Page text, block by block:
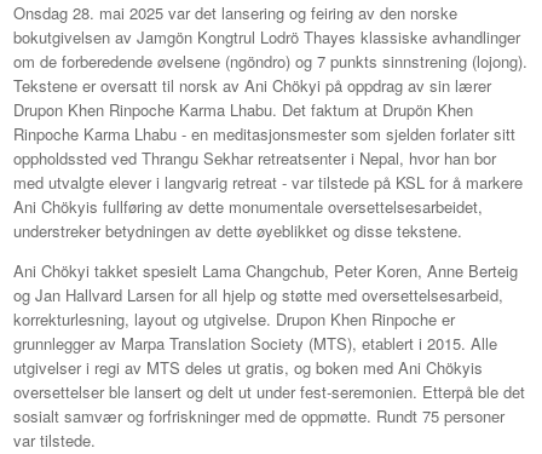
Onsdag 28. mai 2025 var det lansering og feiring av den norske
bokutgivelsen av Jamgön Kongtrul Lodrö Thayes klassiske avhandlinger
om de forberedende øvelsene (ngöndro) og 7 punkts sinnstrening (lojong).
Tekstene er oversatt til norsk av Ani Chökyi på oppdrag av sin lærer
Drupon Khen Rinpoche Karma Lhabu. Det faktum at Drupön Khen
Rinpoche Karma Lhabu - en meditasjonsmester som sjelden forlater sitt
oppholdssted ved Thrangu Sekhar retreatsenter i Nepal, hvor han bor
med utvalgte elever i langvarig retreat - var tilstede på KSL for å markere
Ani Chökyis fullføring av dette monumentale oversettelsesarbeidet,
understreker betydningen av dette øyeblikket og disse tekstene.
Ani Chökyi takket spesielt Lama Changchub, Peter Koren, Anne Berteig
og Jan Hallvard Larsen for all hjelp og støtte med oversettelsesarbeid,
korrekturlesning, layout og utgivelse. Drupon Khen Rinpoche er
grunnlegger av Marpa Translation Society (MTS), etablert i 2015. Alle
utgivelser i regi av MTS deles ut gratis, og boken med Ani Chökyis
oversettelser ble lansert og delt ut under fest-seremonien. Etterpå ble det
sosialt samvær og forfriskninger med de oppmøtte. Rundt 75 personer
var tilstede.